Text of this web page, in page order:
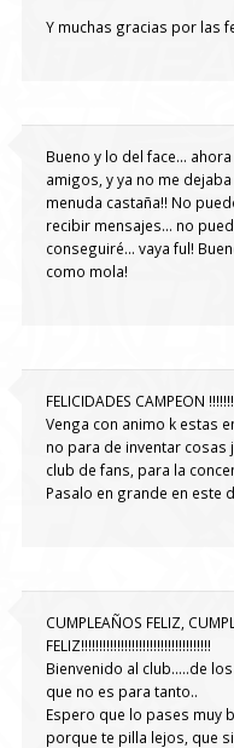
Y muchas gracias por las
Bueno y lo del face…
amigos, y ya no me
menuda castaña!! No
recibir mensajes… no
conseguiré… vaya ful!
como mola!
FELICIDADES CAMPEON !!!!!!!
Venga con animo k estas
no para de inventar
club de fans, para la
Pasalo en grande en este
CUMPLEAÑOS FELIZ,
FELIZ!!!!!!!!!!!!!!!!!!!!!!!!!!!!!!!!!!!!
Bienvenido al club…..de
que no es para tanto..
Espero que lo pases muy
porque te pilla lejos, que